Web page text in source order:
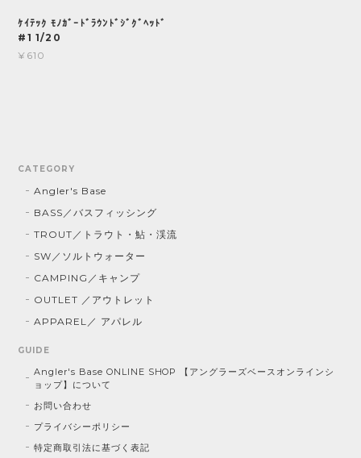
ｹｲﾃｯｸ ﾓﾉｶﾞｰﾄﾞﾗｳﾝﾄﾞｼﾞｸﾞﾍｯﾄﾞ
#1 1/20
¥610
CATEGORY
Angler's Base
BASS／バスフィッシング
TROUT／トラウト・鮎・渓流
SW／ソルトウォーター
CAMPING／キャンプ
OUTLET ／アウトレット
APPAREL／ アパレル
GUIDE
Angler's Base ONLINE SHOP 【アングラーズベースオンラインシ
ョップ】について
お問い合わせ
プライバシーポリシー
特定商取引法に基づく表記